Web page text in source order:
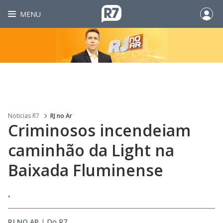
MENU
Noticias R7 RJ no Ar
Criminosos incendeiam
caminhão da Light na
Baixada Fluminense
.